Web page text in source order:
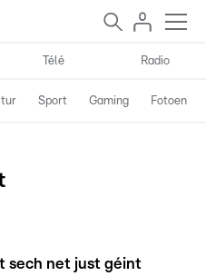
Télé Radio
Sport Gaming Fotoen
sech net just géint